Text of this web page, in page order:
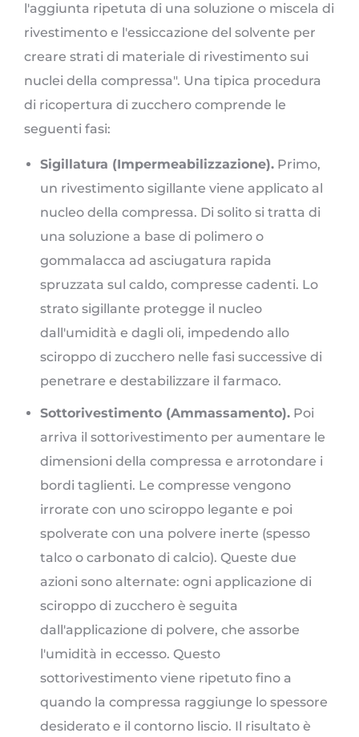
l'aggiunta ripetuta di una soluzione o miscela di
rivestimento e l'essiccazione del solvente per
creare strati di materiale di rivestimento sui
nuclei della compressa". Una tipica procedura
di ricopertura di zucchero comprende le
seguenti fasi:
Sigillatura (Impermeabilizzazione). Primo,
un rivestimento sigillante viene applicato al
nucleo della compressa. Di solito si tratta di
una soluzione a base di polimero o
gommalacca ad asciugatura rapida
spruzzata sul caldo, compresse cadenti. Lo
strato sigillante protegge il nucleo
dall'umidità e dagli oli, impedendo allo
sciroppo di zucchero nelle fasi successive di
penetrare e destabilizzare il farmaco.
Sottorivestimento (Ammassamento). Poi
arriva il sottorivestimento per aumentare le
dimensioni della compressa e arrotondare i
bordi taglienti. Le compresse vengono
irrorate con uno sciroppo legante e poi
spolverate con una polvere inerte (spesso
talco o carbonato di calcio). Queste due
azioni sono alternate: ogni applicazione di
sciroppo di zucchero è seguita
dall'applicazione di polvere, che assorbe
l'umidità in eccesso. Questo
sottorivestimento viene ripetuto fino a
quando la compressa raggiunge lo spessore
desiderato e il contorno liscio. Il risultato è